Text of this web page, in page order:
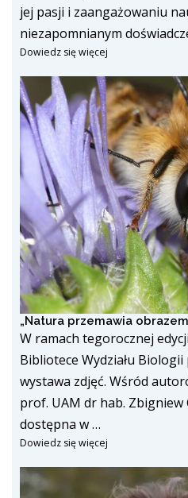
jej pasji i zaangażowaniu
niezapomnianym
Dowiedz się więcej
„Natura przemawia
W ramach tegorocznej
Bibliotece Wydziału
wystawa zdjęć. Wśród
prof. UAM dr hab. Zbigniew
dostępna w …
Dowiedz się więcej